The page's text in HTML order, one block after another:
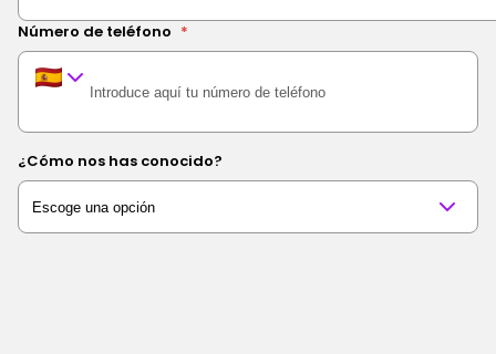
Número de teléfono *
¿Cómo nos has conocido?